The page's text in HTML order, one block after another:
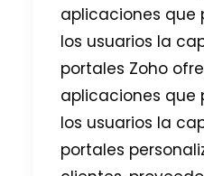
aplicaciones que
los usuarios la
portales Zoho
aplicaciones que
los usuarios la
portales